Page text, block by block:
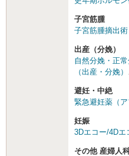
子宮筋腫
子宮筋腫摘出術
出産（分娩）
自然分娩・正
（出産・分娩）
避妊・中絶
緊急避妊薬（ア
妊娠
3Dエコー/4Dエ
その他 産婦人